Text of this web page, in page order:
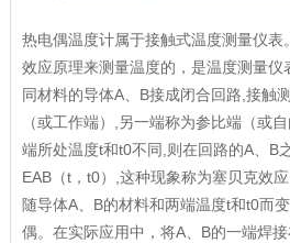
热电偶温度计属于接触式温度测量仪
效应原理来测量温度的，是温度测量仪
同材料的导体A、B接成闭合回路,接触
（或工作端）,另一端称为参比端（或
端所处温度t和t0不同,则在回路的A、B
EAB（t，t0）,这种现象称为塞贝克效
随导体A、B的材料和两端温度t和t0而
偶。在实际应用中，将A、B的一端焊